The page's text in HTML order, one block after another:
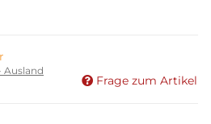
Ausland
Frage zum Artikel